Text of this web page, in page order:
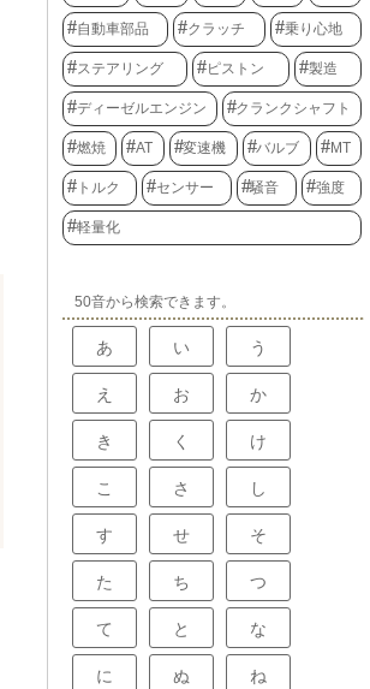
自動車部品 クラッチ 乗り心地
ステアリング ピストン 製造
ディーゼルエンジン クランクシャフト
燃焼 AT 変速機 バルブ MT
トルク センサー 騒音 強度
軽量化
50音から検索できます。
あ い う
え お か
き く け
こ さ し
す せ そ
た ち つ
て と な
に ぬ ね